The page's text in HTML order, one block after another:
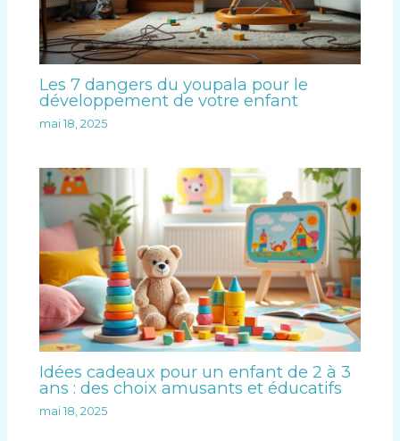
Les 7 dangers du youpala pour le
développement de votre enfant
mai 18, 2025
Idées cadeaux pour un enfant de 2 à 3
ans : des choix amusants et éducatifs
mai 18, 2025